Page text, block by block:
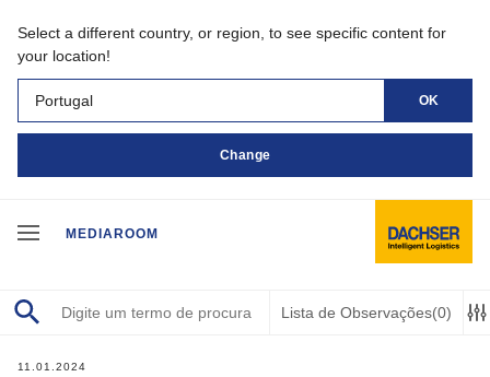
Select a different country, or region, to see specific content for
your location!
Portugal OK
Change
MEDIAROOM
Lista de Observações(0)
11.01.2024